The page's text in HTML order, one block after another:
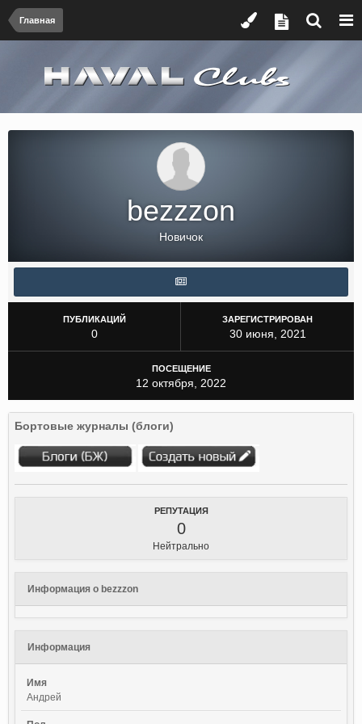
Главная
bezzzon
Новичок
ПУБЛИКАЦИЙ
0
ЗАРЕГИСТРИРОВАН
30 июня, 2021
ПОСЕЩЕНИЕ
12 октября, 2022
Бортовые журналы (блоги)
РЕПУТАЦИЯ
0
Нейтрально
Информация о bezzzon
Информация
Имя
Андрей